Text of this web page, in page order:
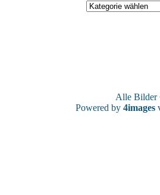
Alle
Powered by 4images